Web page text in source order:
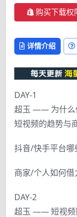
购买下载权
详情介绍
DAY-1
超玉 —— 为什么
短视频的趋势与
抖音/快手平台哪
商家/个人如何借
DAY-2
超玉 —— 短视频